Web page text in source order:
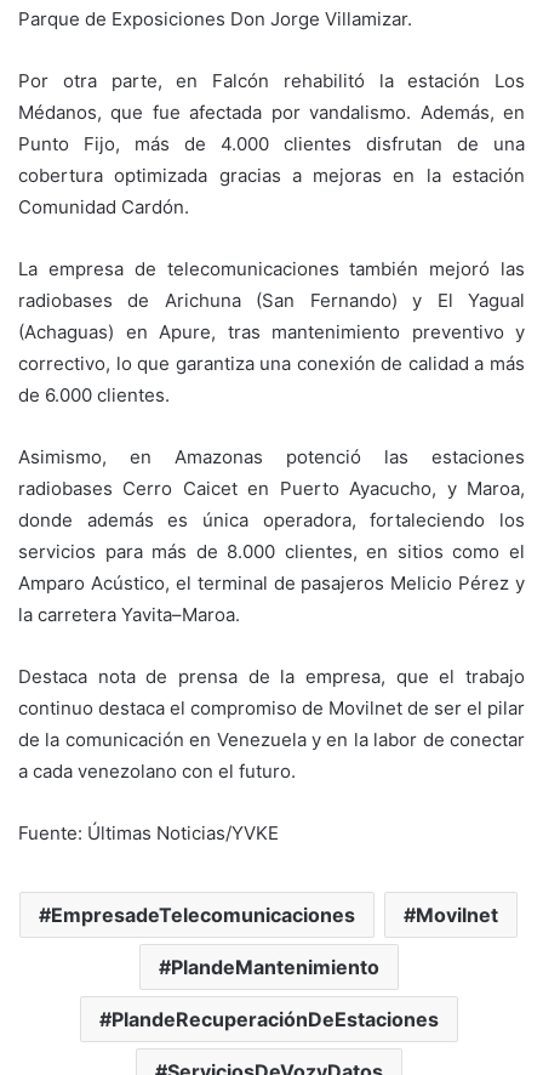
Parque de Exposiciones Don Jorge Villamizar.
Por otra parte, en Falcón rehabilitó la estación Los
Médanos, que fue afectada por vandalismo. Además, en
Punto Fijo, más de 4.000 clientes disfrutan de una
cobertura optimizada gracias a mejoras en la estación
Comunidad Cardón.
La empresa de telecomunicaciones también mejoró las
radiobases de Arichuna (San Fernando) y El Yagual
(Achaguas) en Apure, tras mantenimiento preventivo y
correctivo, lo que garantiza una conexión de calidad a más
de 6.000 clientes.
Asimismo, en Amazonas potenció las estaciones
radiobases Cerro Caicet en Puerto Ayacucho, y Maroa,
donde además es única operadora, fortaleciendo los
servicios para más de 8.000 clientes, en sitios como el
Amparo Acústico, el terminal de pasajeros Melicio Pérez y
la carretera Yavita–Maroa.
Destaca nota de prensa de la empresa, que el trabajo
continuo destaca el compromiso de Movilnet de ser el pilar
de la comunicación en Venezuela y en la labor de conectar
a cada venezolano con el futuro.
Fuente: Últimas Noticias/YVKE
EmpresadeTelecomunicaciones Movilnet
PlandeMantenimiento
PlandeRecuperaciónDeEstaciones